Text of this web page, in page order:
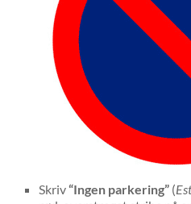
Skriv“Ingen parkering” (